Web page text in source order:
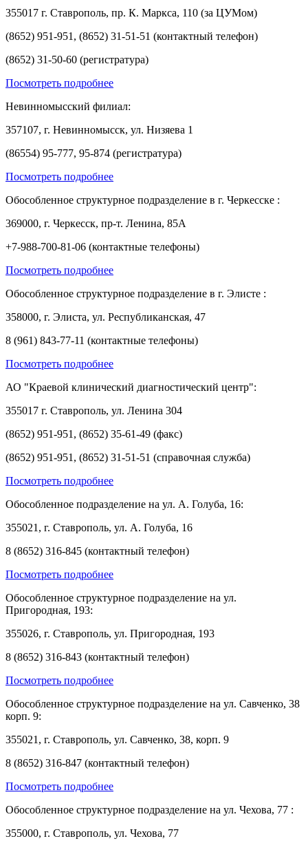
355017 г. Ставрополь, пр. К. Маркса, 110 (за ЦУМом)
(8652) 951-951, (8652) 31-51-51 (контактный телефон)
(8652) 31-50-60 (регистратура)
Посмотреть подробнее
Невинномысский филиал:
357107, г. Невинномысск, ул. Низяева 1
(86554) 95-777, 95-874 (регистратура)
Посмотреть подробнее
Обособленное структурное подразделение в г. Черкесске :
369000, г. Черкесск, пр-т. Ленина, 85А
+7-988-700-81-06 (контактные телефоны)
Посмотреть подробнее
Обособленное структурное подразделение в г. Элисте :
358000, г. Элиста, ул. Республиканская, 47
8 (961) 843-77-11 (контактные телефоны)
Посмотреть подробнее
АО "Краевой клинический диагностический центр":
355017 г. Ставрополь, ул. Ленина 304
(8652) 951-951, (8652) 35-61-49 (факс)
(8652) 951-951, (8652) 31-51-51 (справочная служба)
Посмотреть подробнее
Обособленное подразделение на ул. А. Голуба, 16:
355021, г. Ставрополь, ул. А. Голуба, 16
8 (8652) 316-845 (контактный телефон)
Посмотреть подробнее
Обособленное структурное подразделение на ул.
Пригородная, 193:
355026, г. Ставрополь, ул. Пригородная, 193
8 (8652) 316-843 (контактный телефон)
Посмотреть подробнее
Обособленное структурное подразделение на ул. Савченко, 38
корп. 9:
355021, г. Ставрополь, ул. Савченко, 38, корп. 9
8 (8652) 316-847 (контактный телефон)
Посмотреть подробнее
Обособленное структурное подразделение на ул. Чехова, 77 :
355000, г. Ставрополь, ул. Чехова, 77